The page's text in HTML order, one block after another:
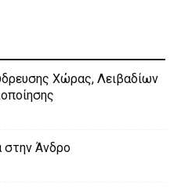
Χώρας, Λειβαδίων
στην Άνδρο